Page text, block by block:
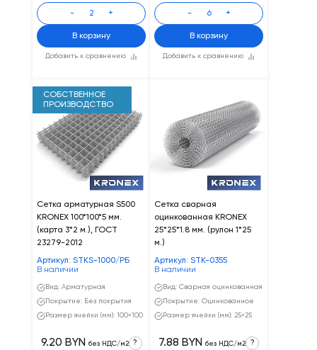
Добавить к сравнению
- +
В корзину
Добавить к сравнению
- +
В корзину
СОБСТВЕННОЕ
ПРОИЗВОДСТВО
Сетка арматурная S500
KRONEX 100*100*5 мм.
(карта 3*2 м.), ГОСТ
23279-2012
Артикул: STKS-1000/РБ
В наличии
Вид: Арматурная
Покрытие: Без покрытия
Размер ячейки (мм): 100×100
9.20 BYN без НДС/м2 ?
Сетка сварная
оцинкованная KRONEX
25*25*1.8 мм. (рулон 1*25
м.)
Артикул: STK-0355
В наличии
Вид: Сварная оцинкованная
Покрытие: Оцинкованное
Размер ячейки (мм): 25×25
7.88 BYN без НДС/м2 ?